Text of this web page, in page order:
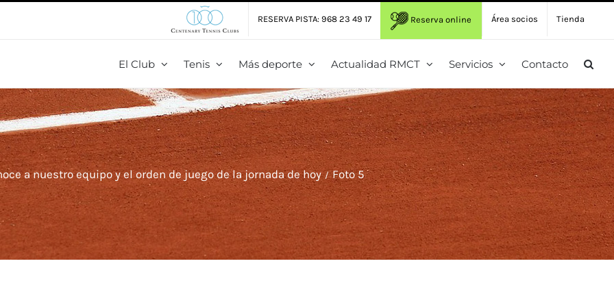
RESERVA PISTA: 968 23 49 17 Reserva online Área socios Tienda
El Club Tenis Más deporte Actualidad RMCT Servicios Contacto
a nuestro equipo y el orden de juego de la jornada de hoy Foto 5